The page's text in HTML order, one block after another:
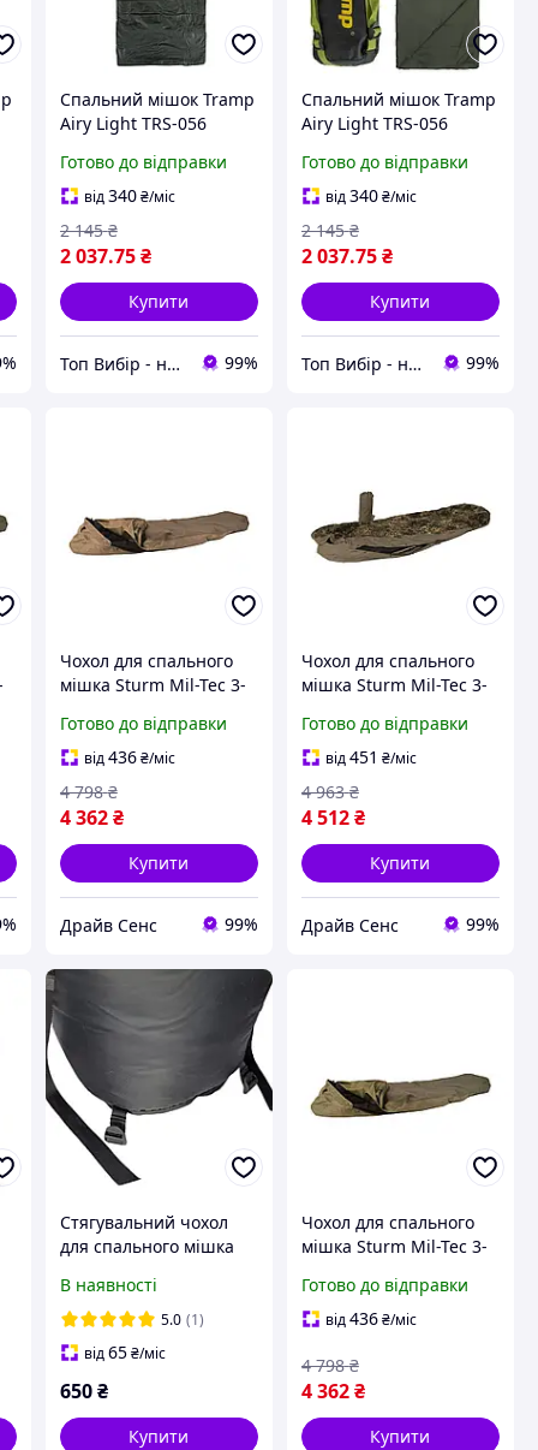
Спальний мішок Tramp
Airy Light TRS-056
військових, рибаків,
мисливців)
Готово до відправки
від340 ₴/міс
2 037.75 ₴
2 145 ₴
Купити
Топ Вибір - надійний магазин, перевірений часом 99%
Спальний мішок Tramp
Airy Light TRS-056
легкий для військових,
рибаків, мисливців
Готово до відправки
від340₴/міс
2 037.75₴
2 145 ₴
Купити
Топ Вибір - надійний магазин, перевірений часом 99%
Чохол для спального
мішка Sturm Mil-Tec 3-
Sleeping Bag
CoverCoyote 1411-DS
Готово до відправки
від436 ₴/міс
4 362 ₴
4 798 ₴
Купити
Драйв Сенс 99%
Чохол для спального
мішка Sturm Mil-Tec 3-
Sleeping Bag
CoverНімецький
камуфляж 1411-DS
Готово до відправки
від451 ₴/міс
4 512₴
4 963 ₴
Купити
Драйв Сенс 99%
Стягувальний чохол
для спального мішка
зимового спальника
В наявності
5.0 (1)
від65 ₴/міс
650 ₴
Купити
Чохол для спального
мішка Sturm Mil-Tec 3-
Sleeping Bag CoverOlive
1
Готово до відправки
від436₴/міс
4 362₴
4 798 ₴
Купити